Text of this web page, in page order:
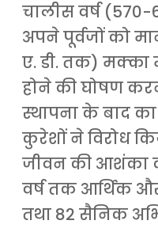
चालीस वर्ष
अपने पूर्वजों को
ए. डी. तक)
होने की घोषण
स्थापना के बाद
कुरेशों ने विरोध
जीवन की आशंका
वर्ष तक आर्थिक
तथा 82 सैनिक